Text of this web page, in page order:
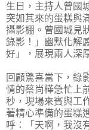
生日，主持人曾國
突如其來的蛋糕與
攝影棚。曾國城見
錄影！」幽默化解
好」，展現兩人深
回顧驚喜當下，錄
情的蔡尚樺急忙上
秒，現場來賓與工
著精心準備的蛋糕
呼：「天啊，我沒